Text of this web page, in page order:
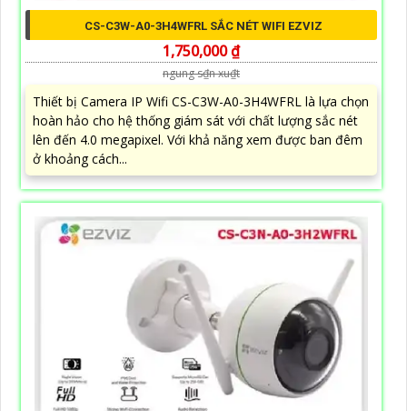
CS-C3W-A0-3H4WFRL SẮC NÉT WIFI EZVIZ
1,750,000 ₫
ngung s₫n xu₫t
Thiết bị Camera IP Wifi CS-C3W-A0-3H4WFRL là lựa chọn
hoàn hảo cho hệ thống giám sát với chất lượng sắc nét
lên đến 4.0 megapixel. Với khả năng xem được ban đêm
ở khoảng cách...